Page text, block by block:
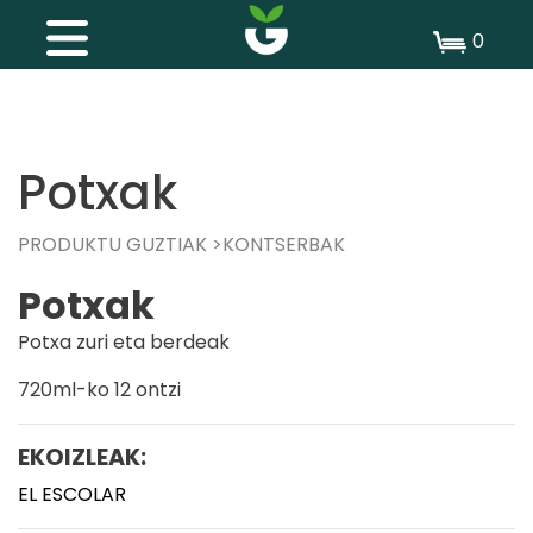
0
Potxak
PRODUKTU GUZTIAK KONTSERBAK
Potxak
Potxa zuri eta berdeak
720ml-ko 12 ontzi
EKOIZLEAK:
EL ESCOLAR